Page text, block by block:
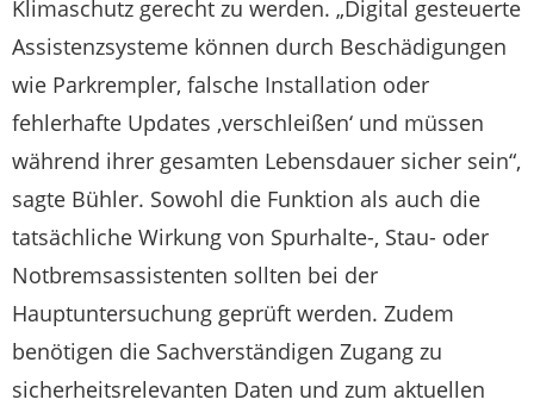
Klimaschutz gerecht zu werden. „Digital gesteuerte
Assistenzsysteme können durch Beschädigungen
wie Parkrempler, falsche Installation oder
fehlerhafte Updates ‚verschleißen‘ und müssen
während ihrer gesamten Lebensdauer sicher sein“,
sagte Bühler. Sowohl die Funktion als auch die
tatsächliche Wirkung von Spurhalte-, Stau- oder
Notbremsassistenten sollten bei der
Hauptuntersuchung geprüft werden. Zudem
benötigen die Sachverständigen Zugang zu
sicherheitsrelevanten Daten und zum aktuellen